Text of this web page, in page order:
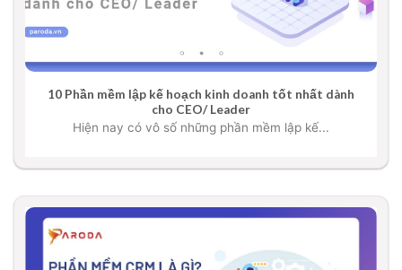
10 Phần mềm lập kế hoạch kinh doanh tốt nhất dành
cho CEO/ Leader
Hiện nay có vô số những phần mềm lập kế...